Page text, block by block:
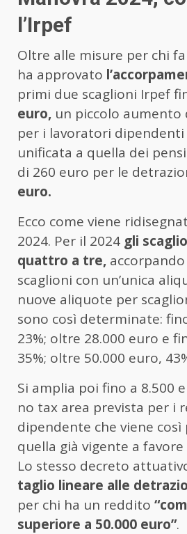
l’Irpef
Oltre alle misure per chi
ha approvato
primi due scaglioni Irpef
euro, un piccolo aumento
per i lavoratori dipendenti
unificata a quella dei
di 260 euro per le
euro.
Ecco come viene
2024. Per il 2024 gli
quattro a tre,
scaglioni con un’unica
nuove aliquote per
sono così determinate:
23%; oltre 28.000 euro e
35%; oltre 50.000 euro,
Si amplia poi fino a 8.500
no tax area prevista per i
dipendente che viene così
quella già vigente a
Lo stesso decreto
taglio lineare alle
per chi ha un reddito
superiore a 50.000 euro”.